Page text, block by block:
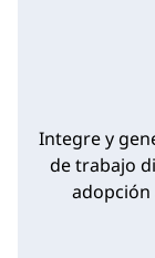
Integre y
de trabajo
adopción